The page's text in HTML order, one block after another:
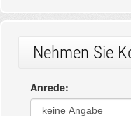
Nehmen Sie
Anrede: